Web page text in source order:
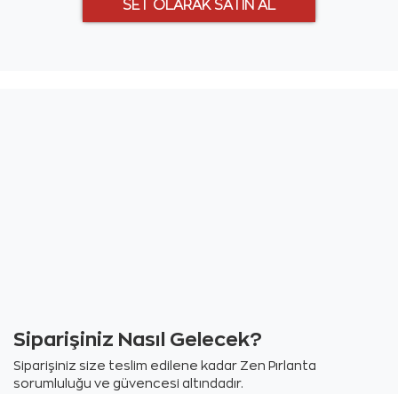
Siparişiniz Nasıl Gelecek?
Siparişiniz size teslim edilene kadar Zen Pırlanta
sorumluluğu ve güvencesi altındadır.